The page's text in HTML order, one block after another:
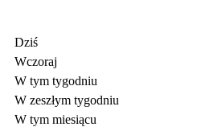
Dziś
Wczoraj
W tym tygodniu
W zeszłym tygodniu
W tym miesiącu